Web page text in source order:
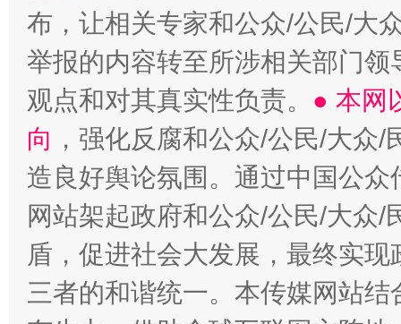
布，让相关专家和公众/公民/大
举报的内容转至所涉相关部门
观点和对其真实性负责。 ● 本网
向 ，强化反腐和公众/公民/大众
造良好舆论氛围。通过中国公
网站架起政府和公众/公民/大众
盾，促进社会大发展，最终实
三者的和谐统一。本传媒网站